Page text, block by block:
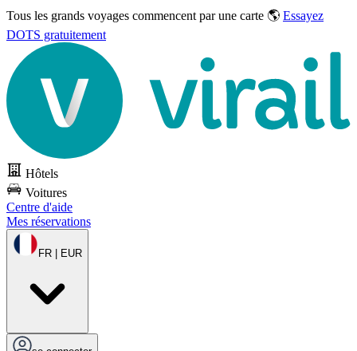
Tous les grands voyages commencent par une carte 🌎 Essayez
DOTS gratuitement
Hôtels
Voitures
Centre d'aide
Mes réservations
FR | EUR